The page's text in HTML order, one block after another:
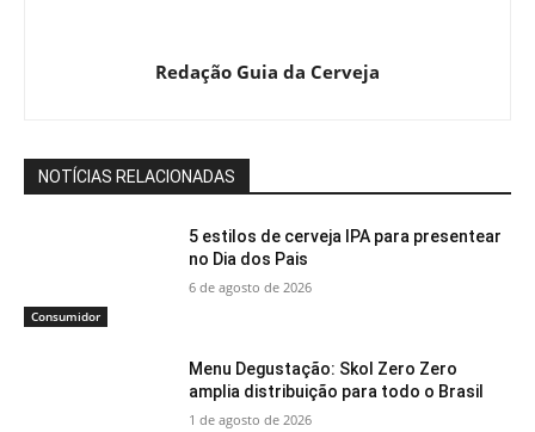
Redação Guia da Cerveja
NOTÍCIAS RELACIONADAS
Consumidor
5 estilos de cerveja IPA para presentear
no Dia dos Pais
6 de agosto de 2026
Menu Degustação: Skol Zero Zero
amplia distribuição para todo o Brasil
1 de agosto de 2026